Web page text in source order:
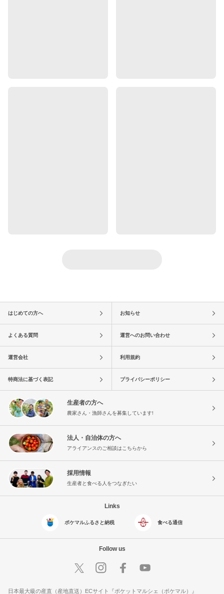
はじめての方へ お知らせ
よくある質問 運営へのお問い合わせ
運営会社 利用規約
特商法に基づく表記 プライバシーポリシー
生産者の方へ
農家さん・漁師さんを募集しています!
法人・自治体の方へ
アライアンスのご相談はこちらから
採用情報
生産者と食べる人をつなぎたい
Links
ポケマルふるさと納税 食べる通信
Follow us
日本最大級の産直（産地直送）ECサイト『ポケットマルシェ（ポケマル）』